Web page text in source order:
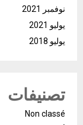
نوفمبر 2021
يوليو 2021
يوليو 2018
تصنيفات
Non classé